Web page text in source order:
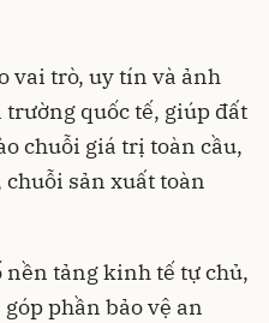
vai trò, uy tín và ảnh
quốc tế, giúp đất
chuỗi giá trị toàn cầu,
sản xuất toàn
nền tảng kinh tế tự chủ,
phần bảo vệ an